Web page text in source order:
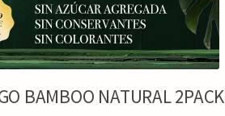
BAMBOO NATURAL 2PACK